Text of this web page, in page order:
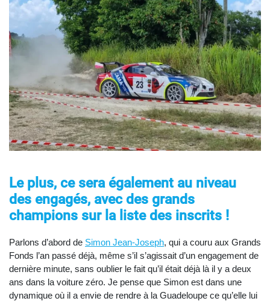
Le plus, ce sera également au niveau
des engagés, avec des grands
champions sur la liste des inscrits !
Parlons d’abord de Simon Jean-Joseph, qui a couru aux Grands
Fonds l’an passé déjà, même s’il s’agissait d’un engagement de
dernière minute, sans oublier le fait qu’il était déjà là il y a deux
ans dans la voiture zéro. Je pense que Simon est dans une
dynamique où il a envie de rendre à la Guadeloupe ce qu’elle lui